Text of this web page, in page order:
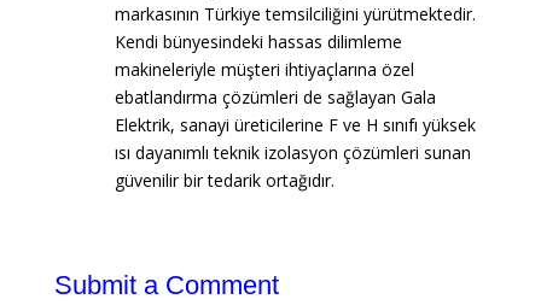
markasının Türkiye temsilciliğini yürütmektedir.
Kendi bünyesindeki hassas dilimleme
makineleriyle müşteri ihtiyaçlarına özel
ebatlandırma çözümleri de sağlayan Gala
Elektrik, sanayi üreticilerine F ve H sınıfı yüksek
ısı dayanımlı teknik izolasyon çözümleri sunan
güvenilir bir tedarik ortağıdır.
Submit a Comment